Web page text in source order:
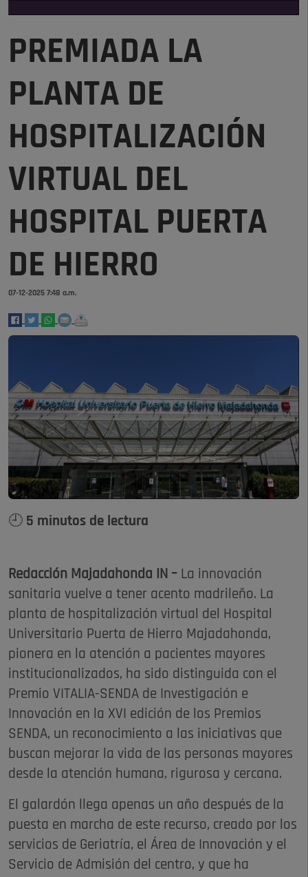
PREMIADA LA
PLANTA DE
HOSPITALIZACIÓN
VIRTUAL DEL
HOSPITAL PUERTA
DE HIERRO
07-12-2025 7:48 a.m.
🕘 5 minutos de lectura
Redacción Majadahonda IN – La innovación
sanitaria vuelve a tener acento madrileño. La
planta de hospitalización virtual del Hospital
Universitario Puerta de Hierro Majadahonda,
pionera en la atención a pacientes mayores
institucionalizados, ha sido distinguida con el
Premio VITALIA-SENDA de Investigación e
Innovación en la XVI edición de los Premios
SENDA, un reconocimiento a las iniciativas que
buscan mejorar la vida de las personas mayores
desde la atención humana, rigurosa y cercana.
El galardón llega apenas un año después de la
puesta en marcha de este recurso, creado por los
servicios de Geriatría, el Área de Innovación y el
Servicio de Admisión del centro, y que ha